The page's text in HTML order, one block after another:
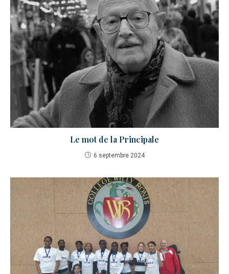
Le mot de la Principale
6 septembre 2024